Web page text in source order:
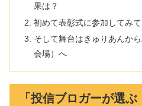
果は？
初めて表彰式に参加してみ
そして舞台はきゅりあんか
会場）へ
「投信ブロガーが選